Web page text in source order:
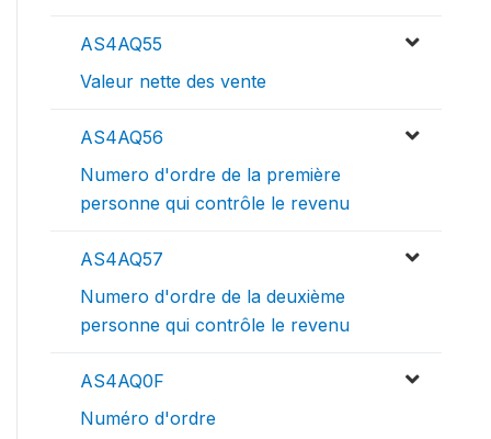
AS4AQ55
Valeur nette des vente
AS4AQ56
Numero d'ordre de la première
personne qui contrôle le revenu
AS4AQ57
Numero d'ordre de la deuxième
personne qui contrôle le revenu
AS4AQ0F
Numéro d'ordre